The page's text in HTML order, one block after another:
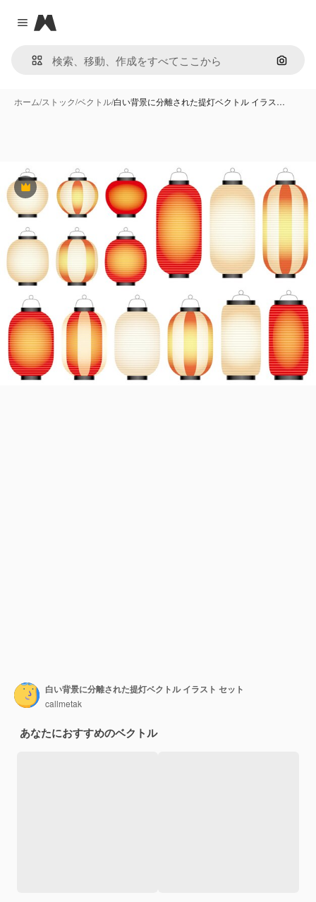
Close menu
Magnific
画像で
ホーム/ストック/ベクトル/白い背景に分離された提灯ベクトル イラス…
Premium
白い背景に分離された提灯ベクトル イラスト セット
callmetak
あなたにおすすめのベクトル